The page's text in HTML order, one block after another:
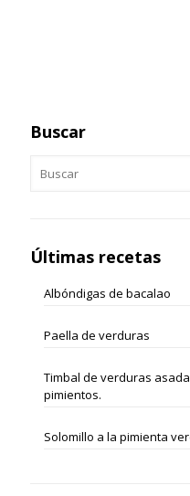
Buscar
Últimas recetas
Albóndigas de bacalao
Paella de verduras
Timbal de verduras
pimientos.
Solomillo a la pimienta